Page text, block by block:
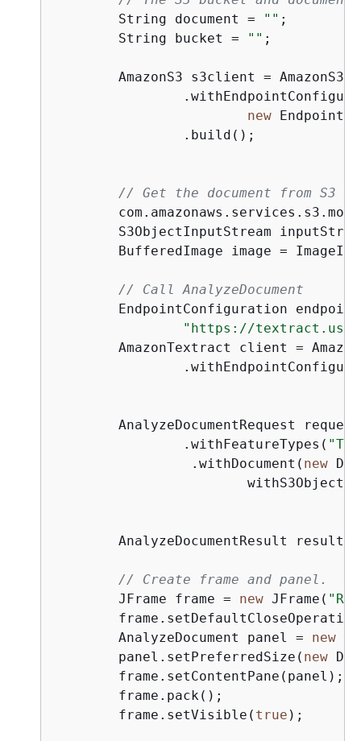
        String document =
"" ;
        String bucket =
"" ;
AmazonS3 s3client =
new
                .build();
// Get the document from S3
S3ObjectInputStream
BufferedImage image =
// Call AnalyzeDocument
EndpointConfiguration
"https://textract.us-
AmazonTextract client =
AnalyzeDocumentRequest
                .withFeatureTypes(
                 .withDocument(
new
                        withS3Object(
AnalyzeDocumentResult result
// Create frame and panel.
        JFrame frame =
new JFrame(
        AnalyzeDocument panel =
new
        panel.setPreferredSize(
new
        frame.setContentPane(panel);
        frame.pack();
        frame.setVisible(
true );